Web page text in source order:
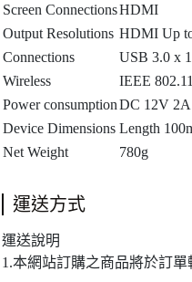
Screen ConnectionsHDMI
Output Resolutions HDMI Up
Connections
USB 3.0 x
Wireless
IEEE
Power consumptionDC 12V 2A
Device Dimensions Length
Net Weight
780g
運送方式
運送說明
1.本網站訂購之商品將於訂